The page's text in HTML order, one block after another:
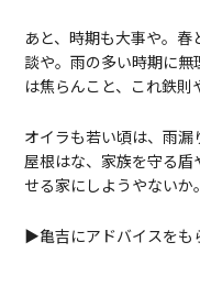
あと、時期も大事や。
談や。雨の多い時期に
は焦らんこと、これ鉄則
オイラも若い頃は、雨漏
屋根はな、家族を守る
せる家にしようやないか
▶亀吉にアドバイスをも